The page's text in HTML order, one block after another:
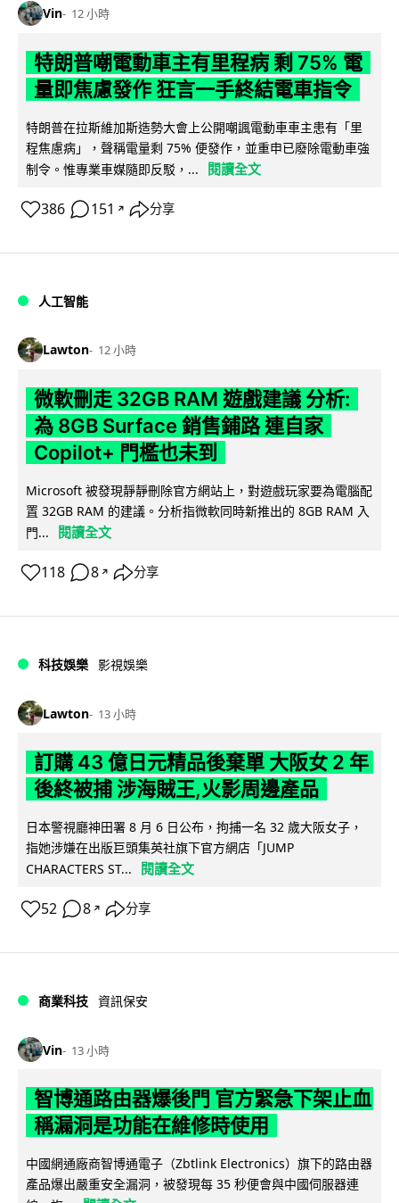
Vin 12 小時
特朗普嘲電動車主有里程病 剩 75% 電
量即焦慮發作 狂言一手終結電車指令
特朗普在拉斯維加斯造勢大會上公開嘲諷電動車車主患有「里
程焦慮病」，聲稱電量剩 75% 便發作，並重申已廢除電動車強
制令。惟專業車媒隨即反駁，...
閱讀全文
386 151 ↗ 分享
人工智能
Lawton 12 小時
微軟刪走 32GB RAM 遊戲建議 分析:
為 8GB Surface 銷售鋪路 連自家
Copilot+ 門檻也未到
Microsoft 被發現靜靜刪除官方網站上，對遊戲玩家要為電腦配
置 32GB RAM 的建議。分析指微軟同時新推出的 8GB RAM 入
門...
閱讀全文
118 8 ↗ 分享
科技娛樂 影視娛樂
Lawton 13 小時
訂購 43 億日元精品後棄單 大阪女 2 年
後終被捕 涉海賊王,火影周邊產品
日本警視廳神田署 8 月 6 日公布，拘捕一名 32 歲大阪女子，
指她涉嫌在出版巨頭集英社旗下官方網店「JUMP
CHARACTERS ST...
閱讀全文
52 8 ↗ 分享
商業科技 資訊保安
Vin 13 小時
智博通路由器爆後門 官方緊急下架止血
稱漏洞是功能在維修時使用
中國網通廠商智博通電子（Zbtlink Electronics）旗下的路由器
產品爆出嚴重安全漏洞，被發現每 35 秒便會與中國伺服器連